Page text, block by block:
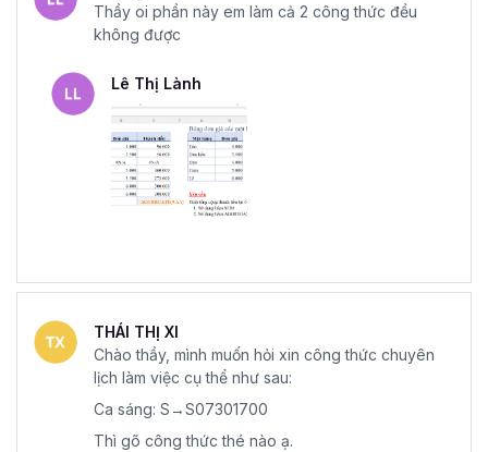
Thầy oi phần này em làm cả 2 công thức đều
không được
Lê Thị Lành
THÁI THỊ XI
Chào thầy, mình muốn hỏi xin công thức chuyên
lịch làm việc cụ thể như sau:
Ca sáng: S→S07301700
Thì gõ công thức thé nào ạ.